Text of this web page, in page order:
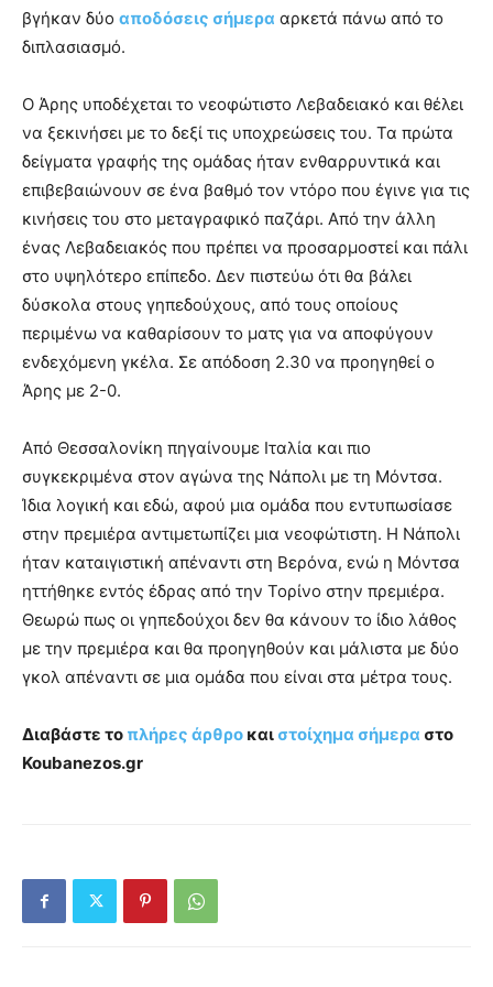
βγήκαν δύο αποδόσεις σήμερα αρκετά πάνω από το
διπλασιασμό.
Ο Άρης υποδέχεται το νεοφώτιστο Λεβαδειακό και θέλει
να ξεκινήσει με το δεξί τις υποχρεώσεις του. Τα πρώτα
δείγματα γραφής της ομάδας ήταν ενθαρρυντικά και
επιβεβαιώνουν σε ένα βαθμό τον ντόρο που έγινε για τις
κινήσεις του στο μεταγραφικό παζάρι. Από την άλλη
ένας Λεβαδειακός που πρέπει να προσαρμοστεί και πάλι
στο υψηλότερο επίπεδο. Δεν πιστεύω ότι θα βάλει
δύσκολα στους γηπεδούχους, από τους οποίους
περιμένω να καθαρίσουν το ματς για να αποφύγουν
ενδεχόμενη γκέλα. Σε απόδοση 2.30 να προηγηθεί ο
Άρης με 2-0.
Από Θεσσαλονίκη πηγαίνουμε Ιταλία και πιο
συγκεκριμένα στον αγώνα της Νάπολι με τη Μόντσα.
Ίδια λογική και εδώ, αφού μια ομάδα που εντυπωσίασε
στην πρεμιέρα αντιμετωπίζει μια νεοφώτιστη. Η Νάπολι
ήταν καταιγιστική απέναντι στη Βερόνα, ενώ η Μόντσα
ηττήθηκε εντός έδρας από την Τορίνο στην πρεμιέρα.
Θεωρώ πως οι γηπεδούχοι δεν θα κάνουν το ίδιο λάθος
με την πρεμιέρα και θα προηγηθούν και μάλιστα με δύο
γκολ απέναντι σε μια ομάδα που είναι στα μέτρα τους.
Διαβάστε το πλήρες άρθρο και στοίχημα σήμερα στο
Koubanezos.gr